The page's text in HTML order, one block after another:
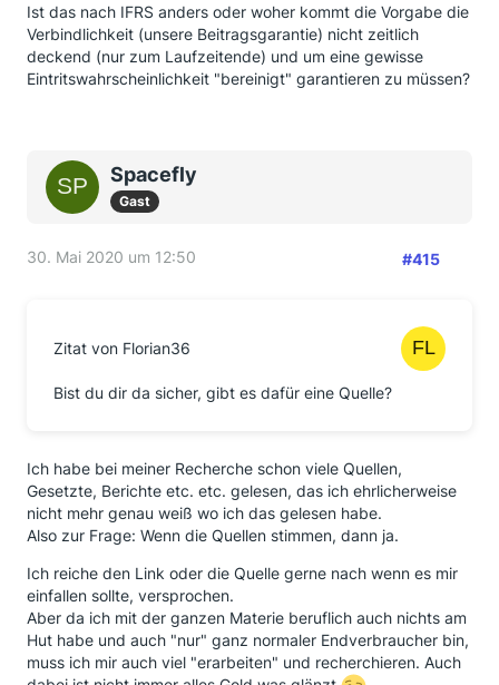
Ist das nach IFRS anders oder woher kommt die Vorgabe die
Verbindlichkeit (unsere Beitragsgarantie) nicht zeitlich
deckend (nur zum Laufzeitende) und um eine gewisse
Eintritswahrscheinlichkeit "bereinigt" garantieren zu müssen?
Spacefly
Gast
30. Mai 2020 um 12:50 #415
Zitat von Florian36
Bist du dir da sicher, gibt es dafür eine Quelle?
Ich habe bei meiner Recherche schon viele Quellen,
Gesetzte, Berichte etc. etc. gelesen, das ich ehrlicherweise
nicht mehr genau weiß wo ich das gelesen habe.
Also zur Frage: Wenn die Quellen stimmen, dann ja.
Ich reiche den Link oder die Quelle gerne nach wenn es mir
einfallen sollte, versprochen.
Aber da ich mit der ganzen Materie beruflich auch nichts am
Hut habe und auch "nur" ganz normaler Endverbraucher bin,
muss ich mir auch viel "erarbeiten" und recherchieren. Auch